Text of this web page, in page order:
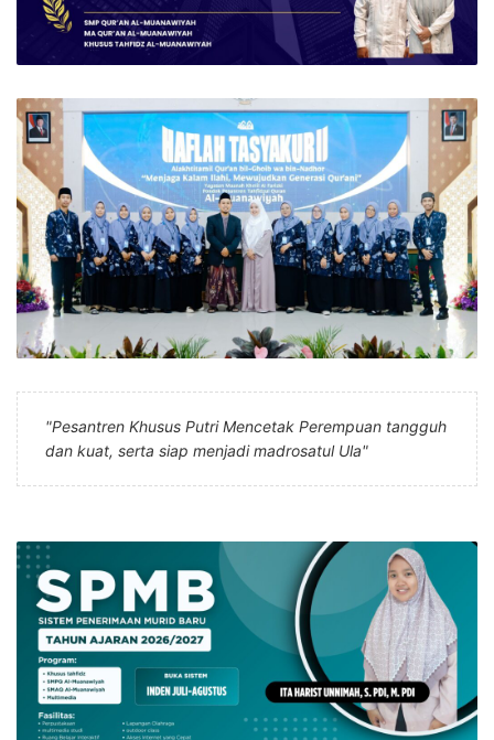
"Pesantren Khusus Putri Mencetak Perempuan tangguh
dan kuat, serta siap menjadi madrosatul Ula"